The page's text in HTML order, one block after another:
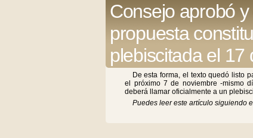
Consejo aprobó
propuesta
plebiscitada el 17
De esta forma, el texto quedó listo
el próximo 7 de noviembre -mismo
deberá llamar oficialmente a un
Puedes leer este artículo siguiendo